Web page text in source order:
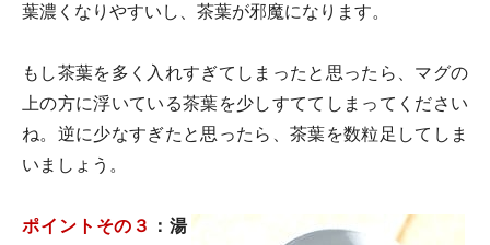
葉濃くなりやすいし、茶葉が邪魔になります。
もし茶葉を多く入れすぎてしまったと思ったら、マグの
上の方に浮いている茶葉を少しすててしまってください
ね。逆に少なすぎたと思ったら、茶葉を数粒足してしま
いましょう。
ポイントその３ ：湯